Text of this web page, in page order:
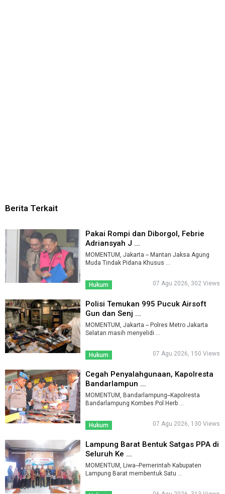
Berita Terkait
Pakai Rompi dan Diborgol, Febrie
Adriansyah J ...
MOMENTUM, Jakarta -- Mantan Jaksa Agung
Muda Tindak Pidana Khusus ...
Hukum 07 Agu 2026, 302 Views
Polisi Temukan 995 Pucuk Airsoft
Gun dan Senj ...
MOMENTUM, Jakarta -- Polres Metro Jakarta
Selatan masih menyelidi ...
Hukum 07 Agu 2026, 150 Views
Cegah Penyalahgunaan, Kapolresta
Bandarlampun ...
MOMENTUM, Bandarlampung--Kapolresta
Bandarlampung Kombes Pol Herb ...
Hukum 07 Agu 2026, 130 Views
Lampung Barat Bentuk Satgas PPA di
Seluruh Ke ...
MOMENTUM, Liwa--Pemerintah Kabupaten
Lampung Barat membentuk Satu ...